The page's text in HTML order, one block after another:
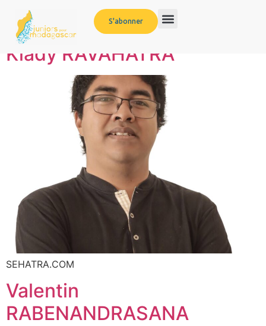
S'abonner
Catégorie :Émergent
Kiady RAVAHATRA
SEHATRA.COM
Valentin
RABENANDRASANA